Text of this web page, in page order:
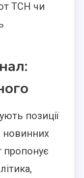
ТСН чи
позиції
новинних
пропонує